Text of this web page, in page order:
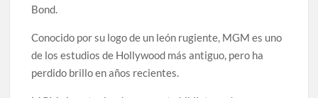
Bond.
Conocido por su logo de un león rugiente, MGM es uno
de los estudios de Hollywood más antiguo, pero ha
perdido brillo en años recientes.